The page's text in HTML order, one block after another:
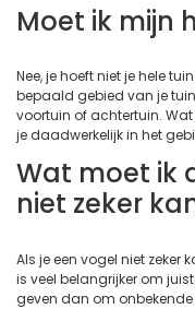
Moet ik mijn
Nee, je hoeft niet je hele
bepaald gebied van je
voortuin of achtertuin.
je daadwerkelijk in het
Wat moet ik
niet zeker
Als je een vogel niet zeker
is veel belangrijker om
geven dan om onbekende